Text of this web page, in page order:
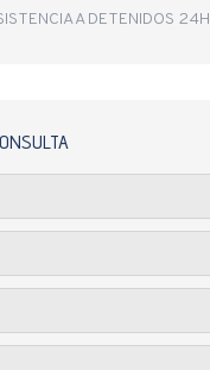
A DETENIDOS 24H